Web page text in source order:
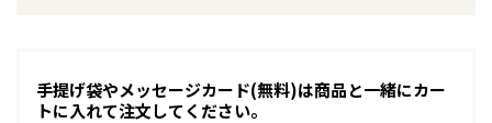
手提げ袋やメッセージカード(無料)は商品と一緒にカー
トに入れて注文してください。